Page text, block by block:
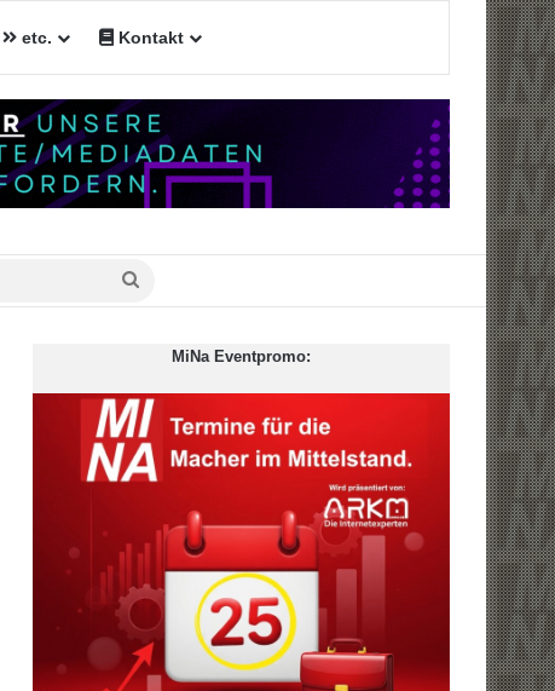
etc. Kontakt
MiNa Eventpromo: